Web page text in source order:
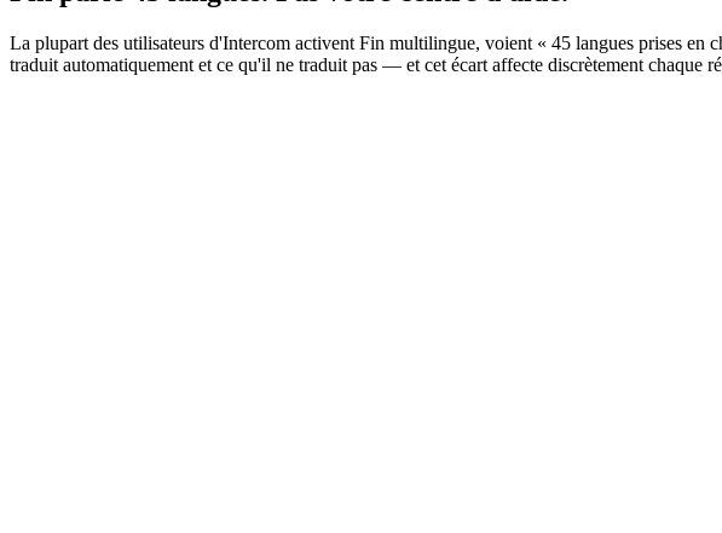
La plupart des utilisateurs d'Intercom activent Fin multilingue, voient « 45 langues prises en
traduit automatiquement et ce qu'il ne traduit pas — et cet écart affecte discrètement chaque